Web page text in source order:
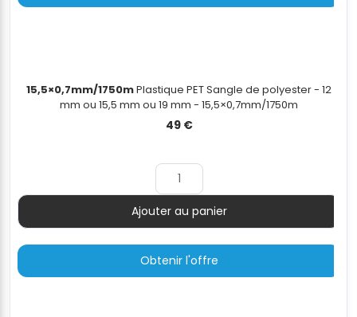
15,5×0,7mm/1750mPlastique PET Sangle de polyester - 12
mm ou 15,5 mm ou 19 mm - 15,5×0,7mm/1750m
49 €
Quantité
Ajouter au panier
Obtenir l'offre